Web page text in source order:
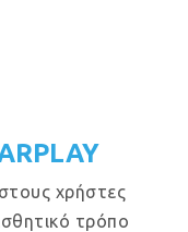
χρήστες
τρόπο